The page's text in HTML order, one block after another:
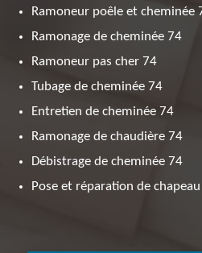
Ramoneur poêle et cheminée
Ramonage de cheminée 74
Ramoneur pas cher 74
Tubage de cheminée 74
Entretien de cheminée 74
Ramonage de chaudière 74
Débistrage de cheminée 74
Pose et réparation de